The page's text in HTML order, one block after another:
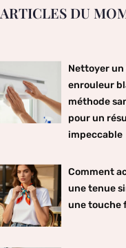
ARTICLES DU
Nettoyer un
enrouleur
méthode
pour un
impeccable
Comment
une tenue
une touche